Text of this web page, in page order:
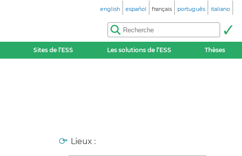
english español français português italiano
Sites de l’ESS Les solutions de l’ESS Thèses
Lieux :